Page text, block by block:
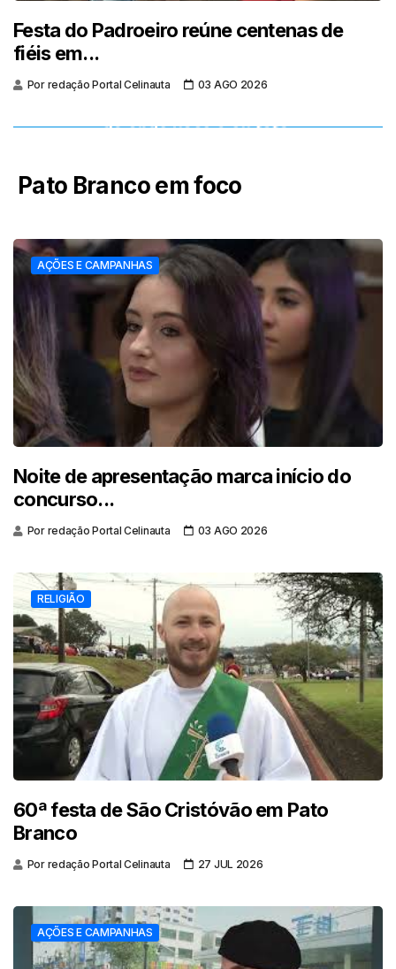
Festa do Padroeiro reúne centenas de
fiéis em...
Por redação Portal Celinauta 03 AGO 2026
Pato Branco em foco
AÇÕES E CAMPANHAS
Noite de apresentação marca início do
concurso...
Por redação Portal Celinauta 03 AGO 2026
RELIGIÃO
60ª festa de São Cristóvão em Pato
Branco
Por redação Portal Celinauta 27 JUL 2026
AÇÕES E CAMPANHAS